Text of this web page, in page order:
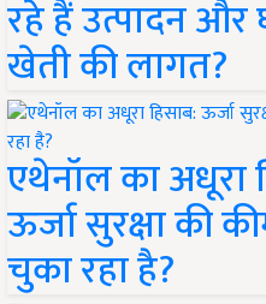
रहे हैं उत्पादन और
खेती की लागत?
एथेनॉल का अधूरा
ऊर्जा सुरक्षा की
चुका रहा है?